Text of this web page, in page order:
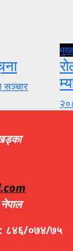
सञ्चार
: ८४६/०७४/७५